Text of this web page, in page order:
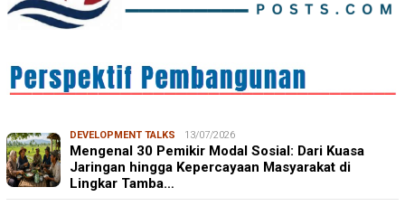
DEVELOPMENT TALKS 13/07/2026
Mengenal 30 Pemikir Modal Sosial: Dari Kuasa
Jaringan hingga Kepercayaan Masyarakat di
Lingkar Tamba…